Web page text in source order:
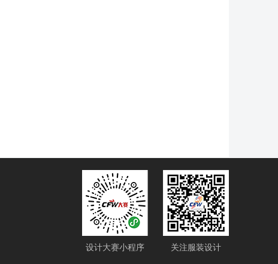
设计大赛小程序 关注服装设计